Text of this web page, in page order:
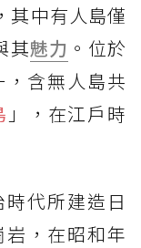
其中有人島僅
其魅力 。位於
含無人島共
」，在江戶時
代所建造日
，在昭和年